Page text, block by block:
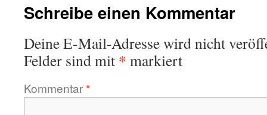
Schreibe einen Kommentar
Deine E-Mail-Adresse wird nicht
Felder sind mit * markiert
Kommentar*